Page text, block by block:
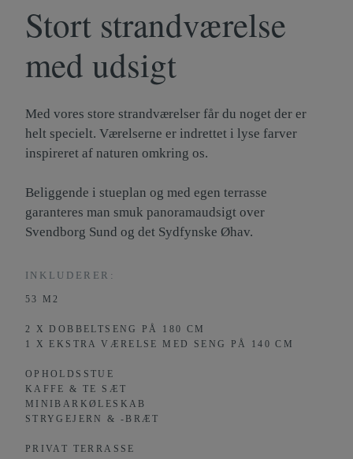
Stort strandværelse
med udsigt
INKLUDERER:
Med vores store strandværelser får du noget der er
helt specielt. Værelserne er indrettet i lyse farver
inspireret af naturen omkring os.
Beliggende i stueplan og med egen terrasse
garanteres man smuk panoramaudsigt over
Svendborg Sund og det Sydfynske Øhav.
53 M2
2 X DOBBELTSENG PÅ 180 CM
1 X EKSTRA VÆRELSE MED SENG PÅ 140 CM
OPHOLDSSTUE
KAFFE & TE SÆT
MINIBARKØLESKAB
STRYGEJERN & -BRÆT
PRIVAT TERRASSE